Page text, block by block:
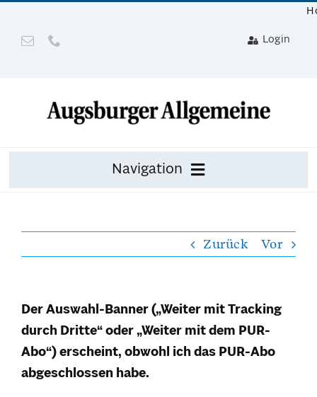
springen
Login
Navigation
Leser werben mit Prämie
Service & Hilfe
Zurück Vor
Der Auswahl-Banner („Weiter mit Tracking
durch Dritte“ oder „Weiter mit dem PUR-
Abo“) erscheint, obwohl ich das PUR-Abo
abgeschlossen habe.